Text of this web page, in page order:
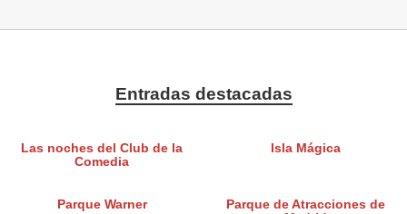
Entradas destacadas
Las noches del Club de la
Comedia
Isla Mágica
Parque Warner
Parque de Atracciones de